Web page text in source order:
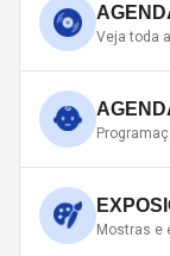
Veja toda
Mostras e